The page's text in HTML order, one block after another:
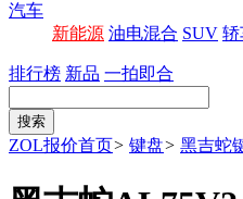
汽车
新能源 油电混合 SUV 轿
排行榜 新品 一拍即合
ZOL报价首页> 键盘> 黑吉蛇